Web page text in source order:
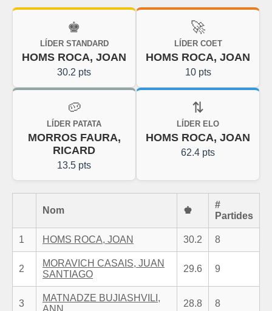
♚
LÍDER STANDARD
HOMS ROCA, JOAN
30.2 pts
🚀
LÍDER COET
HOMS ROCA, JOAN
10 pts
🥔
LÍDER PATATA
MORROS FAURA,
RICARD
13.5 pts
⇅
LÍDER ELO
HOMS ROCA, JOAN
62.4 pts
Nom ♚
#
Partides
1 HOMS ROCA, JOAN 30.2 8
2
MORAVICH CASAIS, JUAN
SANTIAGO
29.6 9
3
MATNADZE BUJIASHVILI,
ANN
28.8 8